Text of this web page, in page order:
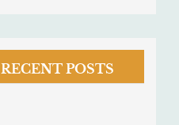
RECENT POSTS